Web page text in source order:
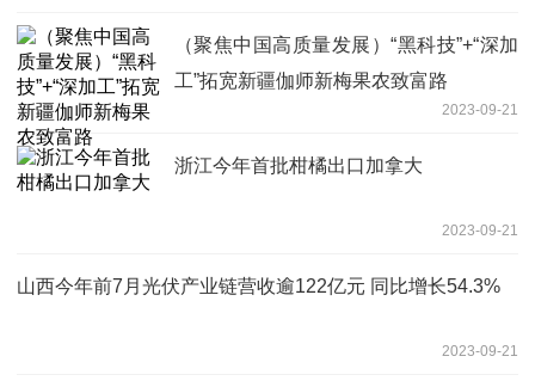
（聚焦中国高质量发展）“黑科技”+“深加
工”拓宽新疆伽师新梅果农致富路
2023-09-21
浙江今年首批柑橘出口加拿大
2023-09-21
山西今年前7月光伏产业链营收逾122亿元 同比增长54.3%
2023-09-21